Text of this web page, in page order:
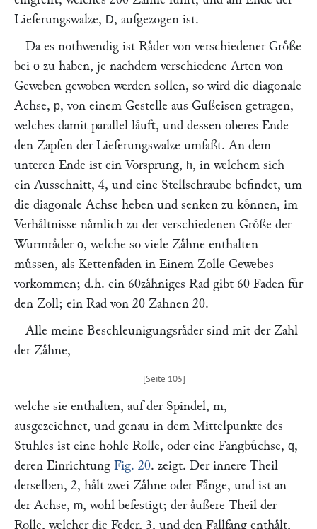
Lieferungswalze, D, aufgezogen ist.
Da es nothwendig ist Raͤder von verschiedener Groͤße
bei o zu haben, je nachdem verschiedene Arten von
Geweben gewoben werden sollen, so wird die diagonale
Achse, p, von einem Gestelle aus Gußeisen getragen,
welches damit parallel laͤuft, und dessen oberes Ende
den Zapfen der Lieferungswalze umfaßt. An dem
unteren Ende ist ein Vorsprung, h, in welchem sich
ein Ausschnitt, 4, und eine Stellschraube befindet, um
die diagonale Achse heben und senken zu koͤnnen, im
Verhaͤltnisse naͤmlich zu der verschiedenen Groͤße der
Wurmraͤder o, welche so viele Zaͤhne enthalten
muͤssen, als Kettenfaden in Einem Zolle Gewebes
vorkommen; d.h. ein 60zaͤhniges Rad gibt 60 Faden fuͤr
den Zoll; ein Rad von 20 Zahnen 20.
Alle meine Beschleunigungsraͤder sind mit der Zahl
der Zaͤhne,
welche sie enthalten, auf der Spindel, m,
ausgezeichnet, und genau in dem Mittelpunkte des
Stuhles ist eine hohle Rolle, oder eine Fangbuͤchse, q,
deren Einrichtung Fig. 20. zeigt. Der innere Theil
derselben, 2, haͤlt zwei Zaͤhne oder Faͤnge, und ist an
der Achse, m, wohl befestigt; der aͤußere Theil der
Rolle, welcher die Feder, 3, und den Fallfang enthaͤlt,